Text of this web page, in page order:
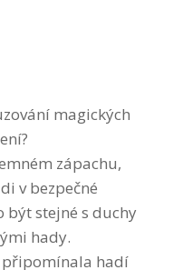
magických
zápachu,
v bezpečné
být stejné s duchy
hady.
připomínala hadí